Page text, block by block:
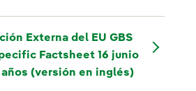
Externa del EU GBS
Factsheet 16 junio
años (versión en inglés)